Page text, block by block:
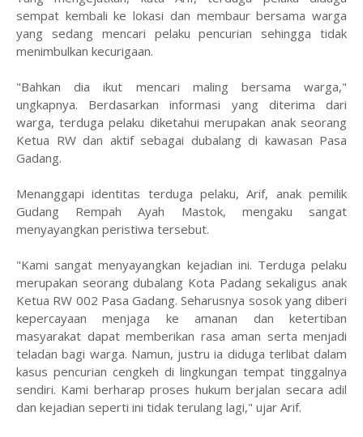
sempat kembali ke lokasi dan membaur bersama warga
yang sedang mencari pelaku pencurian sehingga tidak
menimbulkan kecurigaan.
"Bahkan dia ikut mencari maling bersama warga,"
ungkapnya. Berdasarkan informasi yang diterima dari
warga, terduga pelaku diketahui merupakan anak seorang
Ketua RW dan aktif sebagai dubalang di kawasan Pasa
Gadang.
Menanggapi identitas terduga pelaku, Arif, anak pemilik
Gudang Rempah Ayah Mastok, mengaku sangat
menyayangkan peristiwa tersebut.
"Kami sangat menyayangkan kejadian ini. Terduga pelaku
merupakan seorang dubalang Kota Padang sekaligus anak
Ketua RW 002 Pasa Gadang. Seharusnya sosok yang diberi
kepercayaan menjaga ke amanan dan ketertiban
masyarakat dapat memberikan rasa aman serta menjadi
teladan bagi warga. Namun, justru ia diduga terlibat dalam
kasus pencurian cengkeh di lingkungan tempat tinggalnya
sendiri. Kami berharap proses hukum berjalan secara adil
dan kejadian seperti ini tidak terulang lagi," ujar Arif.